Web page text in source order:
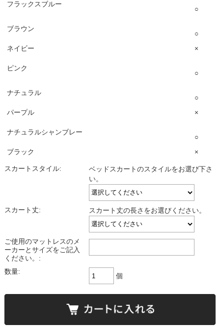
フラックスブルー
○
ブラウン
○
ネイビー
×
ピンク
○
ナチュラル
○
パープル
×
ナチュラルシャンブレー
○
ブラック
×
スカートスタイル:
ベッドスカートのスタイルをお選び下さ
い。
スカート丈: スカート丈の長さをお選びください。
ご使用のマットレスのメ
ーカーとサイズをご記入
ください。:
数量:
個